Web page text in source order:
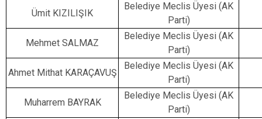
Ümit KIZILIŞIK
Belediye Meclis Üyesi (AK
Parti)
Mehmet SALMAZ
Belediye Meclis Üyesi (AK
Parti)
Ahmet Mithat KARAÇAVUŞ
Belediye Meclis Üyesi (AK
Parti)
Muharrem BAYRAK
Belediye Meclis Üyesi (AK
Parti)